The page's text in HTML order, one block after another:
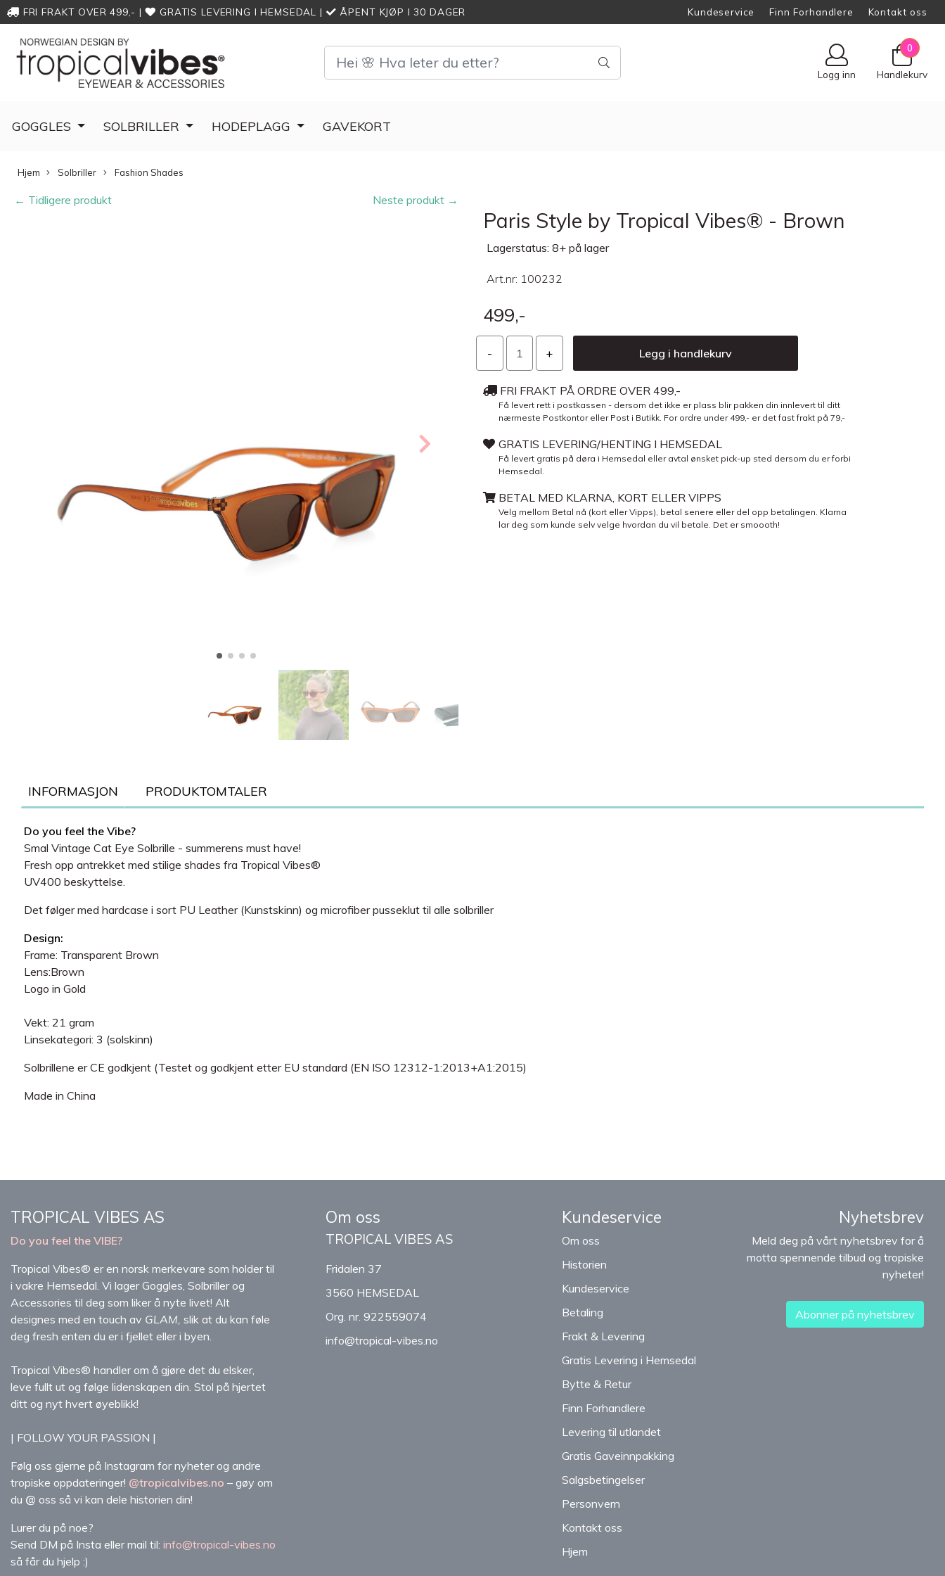
FRI FRAKT OVER 499,- | GRATIS LEVERING I HEMSEDAL | ÅPENT KJØP I 30 DAGER Kundeservice Finn Forhandlere Kontakt oss
Logg inn
0
Handlekurv
GOGGLES SOLBRILLER HODEPLAGG GAVEKORT
Hjem Solbriller Fashion Shades
Neste produkt →
← Tidligere produkt
Paris Style by Tropical Vibes® - Brown
Lagerstatus: 8+ på lager
Art.nr: 100232
499,-
Legg i handlekurv
FRI FRAKT PÅ ORDRE OVER 499,-
Få levert rett i postkassen - dersom det ikke er plass blir pakken din innlevert til ditt
nærmeste Postkontor eller Post i Butikk. For ordre under 499,- er det fast frakt på 79,-
GRATIS LEVERING/HENTING I HEMSEDAL
Få levert gratis på døra i Hemsedal eller avtal ønsket pick-up sted dersom du er forbi
Hemsedal.
BETAL MED KLARNA, KORT ELLER VIPPS
Velg mellom Betal nå (kort eller Vipps), betal senere eller del opp betalingen. Klarna
lar deg som kunde selv velge hvordan du vil betale. Det er smoooth!
INFORMASJON PRODUKTOMTALER
Do you feel the Vibe?
Smal Vintage Cat Eye Solbrille - summerens must have!
Fresh opp antrekket med stilige shades fra Tropical Vibes®
UV400 beskyttelse.
Det følger med hardcase i sort PU Leather (Kunstskinn) og microfiber pusseklut til alle solbriller
Design:
Frame: Transparent Brown
Lens:Brown
Logo in Gold
Vekt: 21 gram
Linsekategori: 3 (solskinn)
Solbrillene er CE godkjent (Testet og godkjent etter EU standard (EN ISO 12312-1:2013+A1:2015)
Made in China
TROPICAL VIBES AS
Do you feel the VIBE?
Tropical Vibes® er en norsk merkevare som holder til
i vakre Hemsedal. Vi lager Goggles, Solbriller og
Accessories til deg som liker å nyte livet! Alt
designes med en touch av GLAM, slik at du kan føle
deg fresh enten du er i fjellet eller i byen.
Tropical Vibes® handler om å gjøre det du elsker,
leve fullt ut og følge lidenskapen din. Stol på hjertet
ditt og nyt hvert øyeblikk!
| FOLLOW YOUR PASSION |
Følg oss gjerne på Instagram for nyheter og andre
tropiske oppdateringer! @tropicalvibes.no – gøy om
du @ oss så vi kan dele historien din!
Lurer du på noe?
Send DM på Insta eller mail til: info@tropical-vibes.no
så får du hjelp :)
Om oss
TROPICAL VIBES AS
Fridalen 37
3560 HEMSEDAL
Org. nr. 922559074
info@tropical-vibes.no
Kundeservice
Om oss
Historien
Kundeservice
Betaling
Frakt & Levering
Gratis Levering i Hemsedal
Bytte & Retur
Finn Forhandlere
Levering til utlandet
Gratis Gaveinnpakking
Salgsbetingelser
Personvern
Kontakt oss
Hjem
Nyhetsbrev
Meld deg på vårt nyhetsbrev for å
motta spennende tilbud og tropiske
nyheter!
Abonner på nyhetsbrev